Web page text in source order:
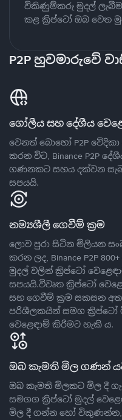
විකිණුම්කරු මුදල්
කළ ක්‍රිප්ටෝ ඔබ වෙත
P2P හුවමාරුවේ
ගෝලීය සහ දේශීය
වෙනත් බොහෝ P2P
කරන විට, Binance P2P
ගණනකට සහය දක්වන
සපයයි.
නම්‍යශීලී ගෙවීම් ක්‍රම
ලොව පුරා සිටින මිලියන
කරන ලද, Binance P2P
මුදල් වලින් ක්‍රිප්ටෝ
සපයයි.විවෘත ක්‍රිප්ටෝ
සහ ගෙවීම් ක්‍රම සකසන
පරිශීලකයින් සමග ක්‍රිප්ටෝ
වෙළෙඳාම් කිරීමට හැකි ය.
ඔබ කැමති මිල ගණන්
ඔබ කැමති මිලකට මිල දී
සමගග ක්‍රිප්ටෝ මුදල්
මිල දී ගන්න හෝ